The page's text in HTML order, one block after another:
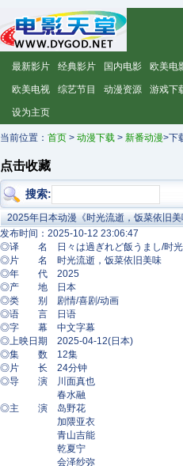
最新影片 经典影片 国内电影 欧美电
欧美电视 综艺节目 动漫资源 游戏下
设为主页
当前位置： 首页 > 动漫下载 > 新番动漫>下
点击收藏
搜索:
2025年日本动漫《时光流逝，饭菜依旧
发布时间：2025-10-12 23:06:47
◎译 名 日々は過ぎれど飯うまし/时光
◎片 名 时光流逝，饭菜依旧美味
◎年 代 2025
◎产 地 日本
◎类 别 剧情/喜剧/动画
◎语 言 日语
◎字 幕 中文字幕
◎上映日期 2025-04-12(日本)
◎集 数 12集
◎片 长 24分钟
◎导 演 川面真也
春水融
◎主 演 岛野花
加隈亚衣
青山吉能
乾夏宁
会泽纱弥